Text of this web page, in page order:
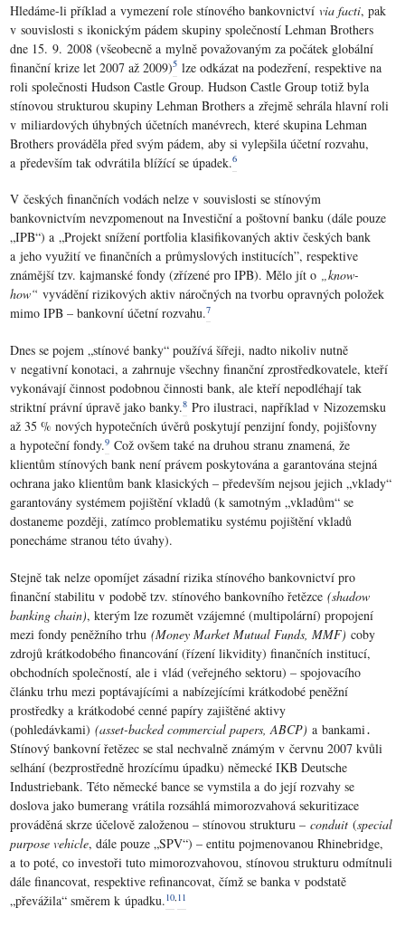
Hledáme-li příklad a vymezení role stínového bankovnictvívia facti, pak
v souvislosti s ikonickým pádem skupiny společností Lehman Brothers
dne 15. 9. 2008 (všeobecně a mylně považovaným za počátek globální
finanční krize let 2007 až 2009)5 lze odkázat na podezření, respektive na
roli společnosti Hudson Castle Group. Hudson Castle Group totiž byla
stínovou strukturou skupiny Lehman Brothers a zřejmě sehrála hlavní roli
v miliardových úhybných účetních manévrech, které skupina Lehman
Brothers prováděla před svým pádem, aby si vylepšila účetní rozvahu,
a především tak odvrátila blížící se úpadek.6
V českých finančních vodách nelze v souvislosti se stínovým
bankovnictvím nevzpomenout na Investiční a poštovní banku (dále pouze
„IPB“) a „Projekt snížení portfolia klasifikovaných aktiv českých bank
a jeho využití ve finančních a průmyslových institucích”, respektive
známější tzv. kajmanské fondy (zřízené pro IPB). Mělo jít o „know-
how“ vyvádění rizikových aktiv náročných na tvorbu opravných položek
mimo IPB – bankovní účetní rozvahu.7
Dnes se pojem „stínové banky“ používá šířeji, nadto nikoliv nutně
v negativní konotaci, a zahrnuje všechny finanční zprostředkovatele, kteří
vykonávají činnost podobnou činnosti bank, ale kteří nepodléhají tak
striktní právní úpravě jako banky.8 Pro ilustraci, například v Nizozemsku
až 35 % nových hypotečních úvěrů poskytují penzijní fondy, pojišťovny
a hypoteční fondy.9 Což ovšem také na druhou stranu znamená, že
klientům stínových bank není právem poskytována a garantována stejná
ochrana jako klientům bank klasických – především nejsou jejich „vklady“
garantovány systémem pojištění vkladů (k samotným „vkladům“ se
dostaneme později, zatímco problematiku systému pojištění vkladů
ponecháme stranou této úvahy).
Stejně tak nelze opomíjet zásadní rizika stínového bankovnictví pro
finanční stabilitu v podobě tzv. stínového bankovního řetězce(shadow
banking chain), kterým lze rozumět vzájemné (multipolární) propojení
mezi fondy peněžního trhu(Money Market Mutual Funds, MMF) coby
zdrojů krátkodobého financování (řízení likvidity) finančních institucí,
obchodních společností, ale i vlád (veřejného sektoru) – spojovacího
článku trhu mezi poptávajícími a nabízejícími krátkodobé peněžní
prostředky a krátkodobé cenné papíry zajištěné aktivy
(pohledávkami)(asset-backed commercial papers, ABCP)a bankami․
Stínový bankovní řetězec se stal nechvalně známým v červnu 2007 kvůli
selhání (bezprostředně hrozícímu úpadku) německé IKB Deutsche
Industriebank. Této německé bance se vymstila a do její rozvahy se
doslova jako bumerang vrátila rozsáhlá mimorozvahová sekuritizace
prováděná skrze účelově založenou – stínovou strukturu –conduit (special
purpose vehicle, dále pouze „SPV“) – entitu pojmenovanou Rhinebridge,
a to poté, co investoři tuto mimorozvahovou, stínovou strukturu odmítnuli
dále financovat, respektive refinancovat, čímž se banka v podstatě
„převážila“ směrem k úpadku.10,11